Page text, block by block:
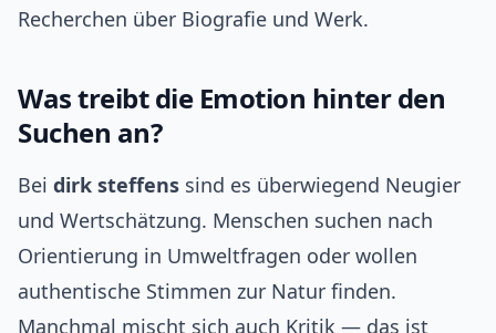
Recherchen über Biografie und Werk.
Was treibt die Emotion hinter den
Suchen an?
Bei dirk steffens sind es überwiegend Neugier
und Wertschätzung. Menschen suchen nach
Orientierung in Umweltfragen oder wollen
authentische Stimmen zur Natur finden.
Manchmal mischt sich auch Kritik — das ist